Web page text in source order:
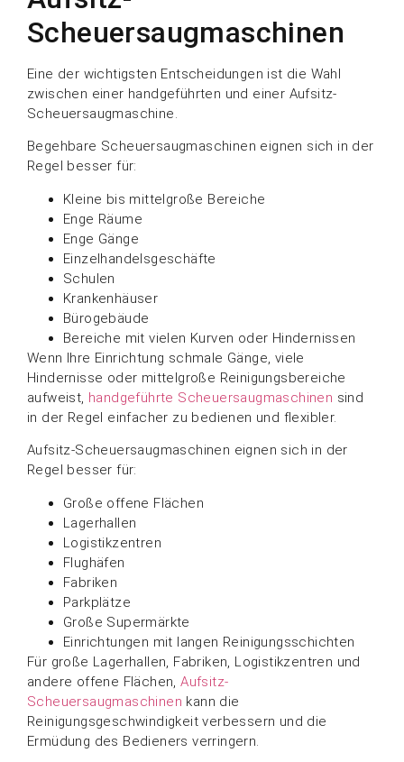
Scheuersaugmaschinen
Eine der wichtigsten Entscheidungen ist die Wahl
zwischen einer handgeführten und einer Aufsitz-
Scheuersaugmaschine.
Begehbare Scheuersaugmaschinen eignen sich in der
Regel besser für:
Kleine bis mittelgroße Bereiche
Enge Räume
Enge Gänge
Einzelhandelsgeschäfte
Schulen
Krankenhäuser
Bürogebäude
Bereiche mit vielen Kurven oder Hindernissen
Wenn Ihre Einrichtung schmale Gänge, viele
Hindernisse oder mittelgroße Reinigungsbereiche
aufweist, handgeführte Scheuersaugmaschinen sind
in der Regel einfacher zu bedienen und flexibler.
Aufsitz-Scheuersaugmaschinen eignen sich in der
Regel besser für:
Große offene Flächen
Lagerhallen
Logistikzentren
Flughäfen
Fabriken
Parkplätze
Große Supermärkte
Einrichtungen mit langen Reinigungsschichten
Für große Lagerhallen, Fabriken, Logistikzentren und
andere offene Flächen,Aufsitz-
Scheuersaugmaschinen kann die
Reinigungsgeschwindigkeit verbessern und die
Ermüdung des Bedieners verringern.